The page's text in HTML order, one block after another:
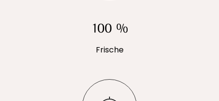
100 %
Frische